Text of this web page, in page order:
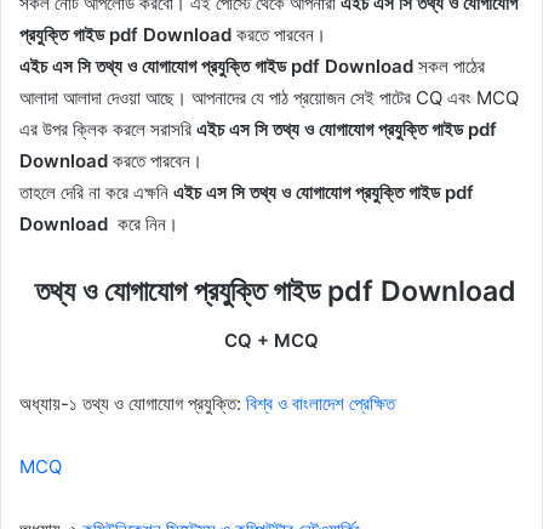
প্রযুক্তি গাইড pdf Download করতে পারবেন।
এইচ এস সিতথ্য ও যোগাযোগ প্রযুক্তি গাইড pdf Download সকল পাঠের
আলাদা আলাদা দেওয়া আছে। আপনাদের যে পাঠ প্রয়োজন সেই পাটের CQ এবং MCQ
এর উপর ক্লিক করলে সরাসরি এইচ এস সিতথ্য ও যোগাযোগ প্রযুক্তি গাইড pdf
Download করতে পারবেন।
তাহলে দেরি না করে এক্ষনি এইচ এস সিতথ্য ও যোগাযোগ প্রযুক্তি গাইড pdf
Download করে নিন।
তথ্য ও যোগাযোগ প্রযুক্তি গাইড pdf Download
CQ + MCQ
অধ্যায়-১ তথ্য ও যোগাযোগ প্রযুক্তি: বিশ্ব ও বাংলাদেশ প্রেক্ষিত
MCQ